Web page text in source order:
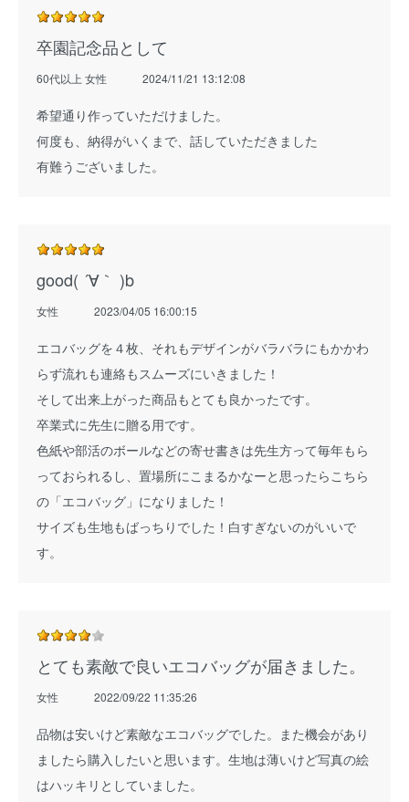
卒園記念品として
60代以上 女性 2024/11/21 13:12:08
希望通り作っていただけました。
何度も、納得がいくまで、話していただきました
有難うございました。
good( ´∀｀ )b
女性 2023/04/05 16:00:15
エコバッグを４枚、それもデザインがバラバラにもかかわ
らず流れも連絡もスムーズにいきました！
そして出来上がった商品もとても良かったです。
卒業式に先生に贈る用です。
色紙や部活のボールなどの寄せ書きは先生方って毎年もら
っておられるし、置場所にこまるかなーと思ったらこちら
の「エコバッグ」になりました！
サイズも生地もばっちりでした！白すぎないのがいいで
す。
とても素敵で良いエコバッグが届きました。
女性 2022/09/22 11:35:26
品物は安いけど素敵なエコバッグでした。また機会があり
ましたら購入したいと思います。生地は薄いけど写真の絵
はハッキリとしていました。